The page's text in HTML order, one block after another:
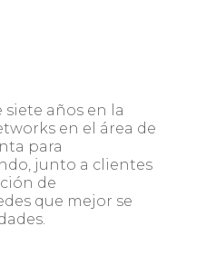
siete años en la
en el área de
para
junto a clientes
de
que mejor se